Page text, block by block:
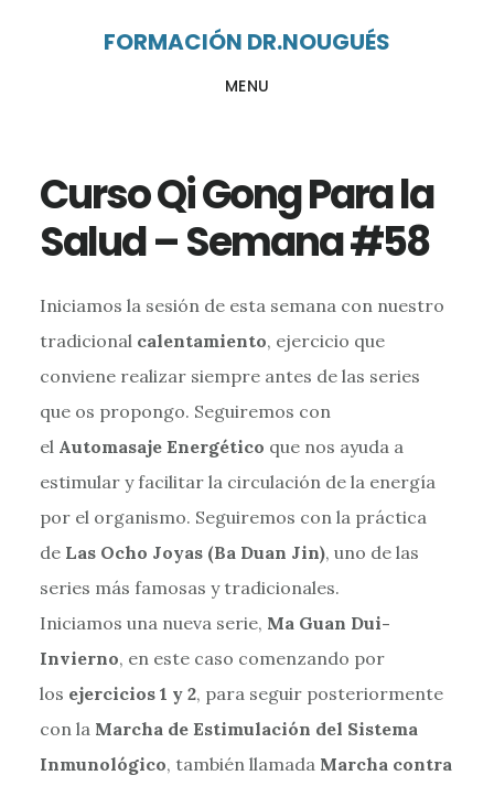
FORMACIÓN DR.NOUGUÉS
MENU
Curso Qi Gong Para la
Salud – Semana #58
Iniciamos la sesión de esta semana con nuestro
tradicional calentamiento, ejercicio que
conviene realizar siempre antes de las series
que os propongo. Seguiremos con
el Automasaje Energético que nos ayuda a
estimular y facilitar la circulación de la energía
por el organismo. Seguiremos con la práctica
de Las Ocho Joyas (Ba Duan Jin), uno de las
series más famosas y tradicionales.
Iniciamos una nueva serie, Ma Guan Dui-
Invierno, en este caso comenzando por
los ejercicios 1 y 2, para seguir posteriormente
con la Marcha de Estimulación del Sistema
Inmunológico, también llamada Marcha contra